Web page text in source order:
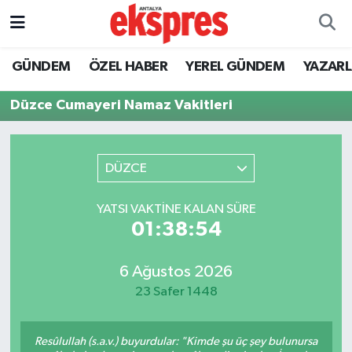
GÜNDEM ÖZEL HABER YEREL GÜNDEM
Düzce Cumayeri Namaz Vakitleri
DÜZCE
YATSI VAKTINE KALAN SÜRE
01:38:54
6 Ağustos 2026
23 Safer 1448
Resûlullah (s.a.v.) buyurdular: "Kimde şu üç şey bulunursa
ÖZEL HABER
GÜNDEM
EKONOMİ
KÜLTÜR - SANAT
SAĞLIK
Nöbetçi Eczaneler
Hava Durumu
Süper Lig Puan Durumu ve Fikstür
Tüm Manşetler